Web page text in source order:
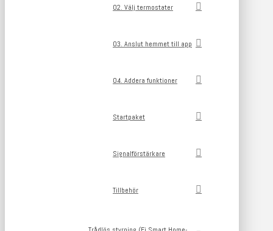
02. Välj termostater
03. Anslut hemmet till app
04. Addera funktioner
Startpaket
Signalförstärkare
Tillbehör